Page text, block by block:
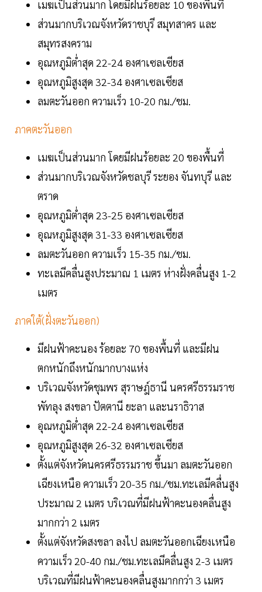
เมฆเป็นส่วนมาก โดยมีฝนร้อยละ 10 ของพื้นที่
ส่วนมากบริเวณจังหวัดราชบุรี สมุทสาคร และ
สมุทรสงคราม
อุณหภูมิต่ำสุด 22-24 องศาเซลเซียส
อุณหภูมิสูงสุด 32-34 องศาเซลเซียส
ลมตะวันออก ความเร็ว 10-20 กม./ชม.
ภาคตะวันออก
เมฆเป็นส่วนมาก โดยมีฝนร้อยละ 20 ของพื้นที่
ส่วนมากบริเวณจังหวัดชลบุรี ระยอง จันทบุรี และ
ตราด
อุณหภูมิต่ำสุด 23-25 องศาเซลเซียส
อุณหภูมิสูงสุด 31-33 องศาเซลเซียส
ลมตะวันออก ความเร็ว 15-35 กม./ชม.
ทะเลมีคลื่นสูงประมาณ 1 เมตร ห่างฝั่งคลื่นสูง 1-2
เมตร
ภาคใต้(ฝั่งตะวันออก)
มีฝนฟ้าคะนอง ร้อยละ 70 ของพื้นที่ และมีฝน
ตกหนักถึงหนักมากบางแห่ง
บริเวณจังหวัดชุมพร สุราษฎ์ธานี นครศรีธรรมราช
พัทลุง สงขลา ปัตตานี ยะลา และนราธิวาส
อุณหภูมิต่ำสุด 22-24 องศาเซลเซียส
อุณหภูมิสูงสุด 26-32 องศาเซลเซียส
ตั้งแต่จังหวัดนครศรีธรรมราช ขึ้นมา ลมตะวันออก
เฉียงเหนือ ความเร็ว 20-35 กม./ชม.ทะเลมีคลื่นสูง
ประมาณ 2 เมตร บริเวณที่มีฝนฟ้าคะนองคลื่นสูง
มากกว่า 2 เมตร
ตั้งแต่จังหวัดสงขลา ลงไป ลมตะวันออกเฉียงเหนือ
ความเร็ว 20-40 กม./ชม.ทะเลมีคลื่นสูง 2-3 เมตร
บริเวณที่มีฝนฟ้าคะนองคลื่นสูงมากกว่า 3 เมตร